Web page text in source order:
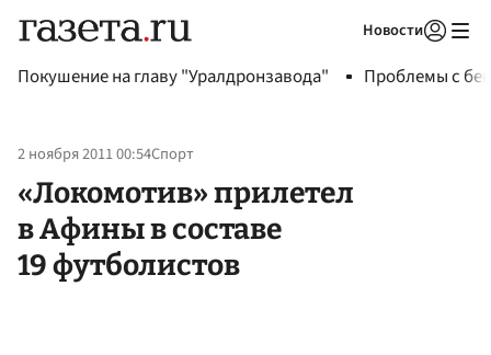
Новости
Покушение на главу "Уралдронзавода" Проблемы с
2 ноября 2011 00:54Спорт
«Локомотив» прилетел
в Афины в составе
19 футболистов